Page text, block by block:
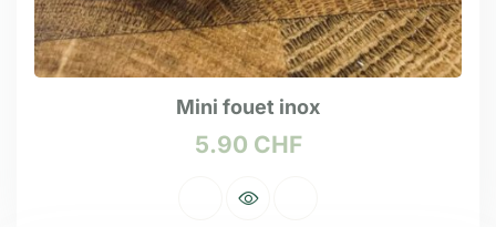
Mini fouet inox
5.90 CHF